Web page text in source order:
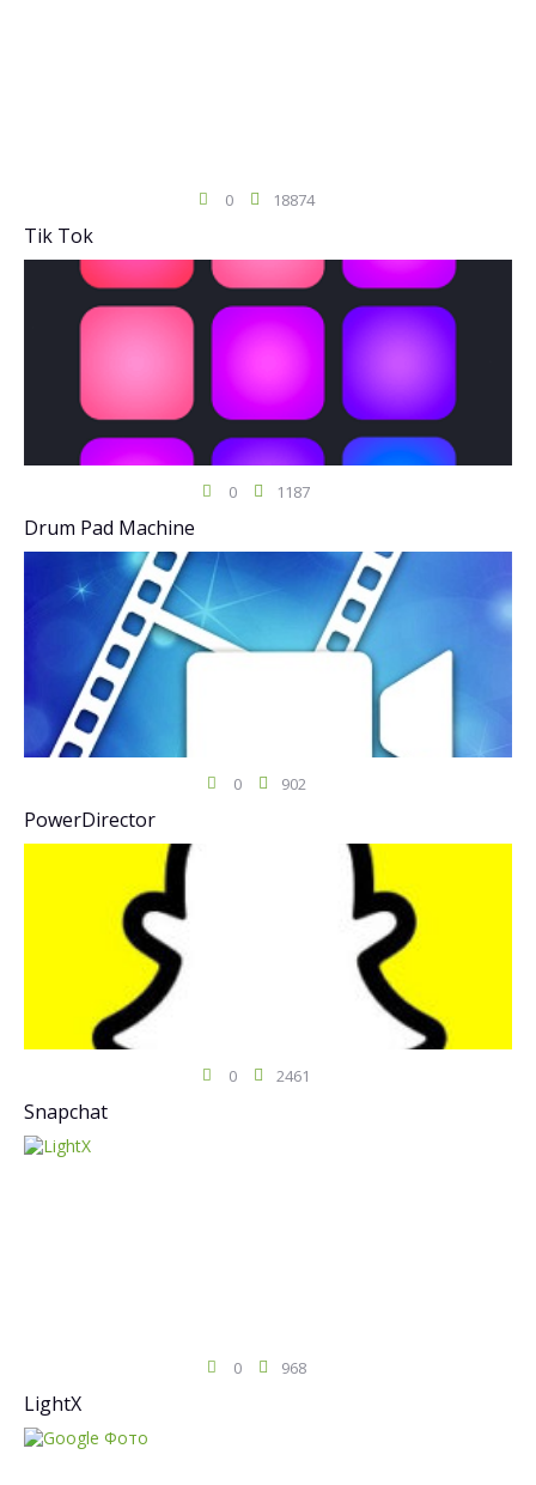
0 18874
Tik Tok
0 1187
Drum Pad Machine
0 902
PowerDirector
0 2461
Snapchat
0 968
LightX